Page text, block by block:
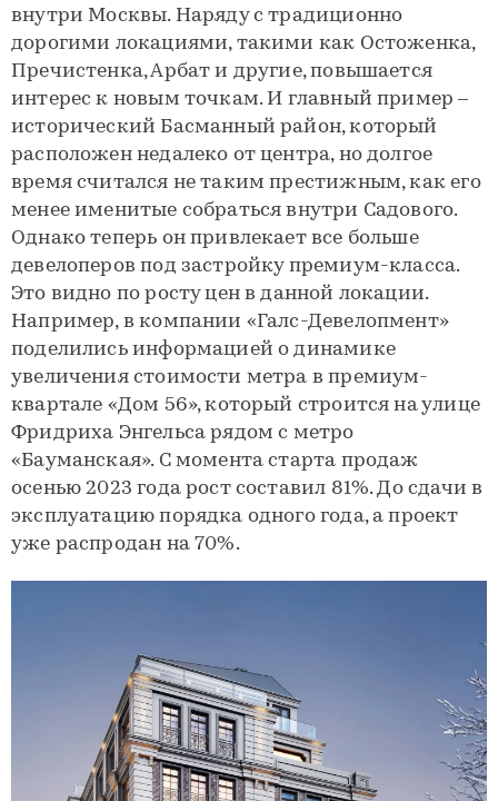
внутри Москвы. Наряду с традиционно
дорогими локациями, такими как Остоженка,
Пречистенка, Арбат и другие, повышается
интерес к новым точкам. И главный пример –
исторический Басманный район, который
расположен недалеко от центра, но долгое
время считался не таким престижным, как его
менее именитые собраться внутри Садового.
Однако теперь он привлекает все больше
девелоперов под застройку премиум-класса.
Это видно по росту цен в данной локации.
Например, в компании «Галс-Девелопмент»
поделились информацией о динамике
увеличения стоимости метра в премиум-
квартале «Дом 56», который строится на улице
Фридриха Энгельса рядом с метро
«Бауманская». С момента старта продаж
осенью 2023 года рост составил 81%. До сдачи в
эксплуатацию порядка одного года, а проект
уже распродан на 70%.